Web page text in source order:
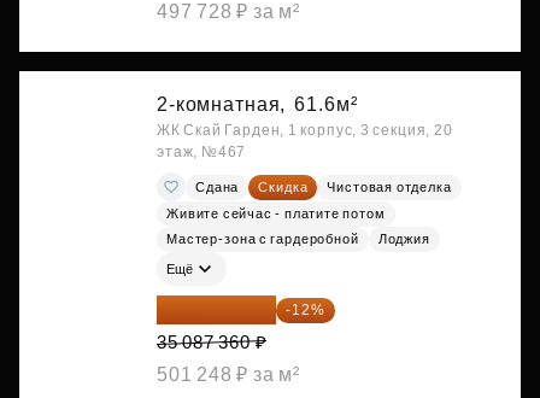
497 728 ₽ за м²
2-комнатная, 61.6м²
ЖК Скай Гарден, 1 корпус, 3 секция, 20
этаж, №467
Сдана Скидка
Чистовая отделка
Живите сейчас - платите потом
Мастер-зона с гардеробной
Лоджия
Ещё
30 876 877 ₽ -12%
35 087 360 ₽
501 248 ₽ за м²